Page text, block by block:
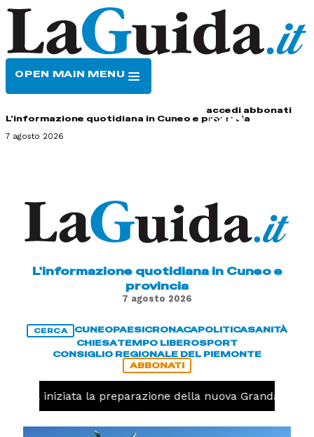
OPEN MAIN MENU
accedi abbonati
L'informazione quotidiana in Cuneo e provincia
7 agosto 2026
L'informazione quotidiana in Cuneo e
provincia
7 agosto 2026
CERCA CUNEOPAESICRONACAPOLITICASANITÀ
CHIESATEMPO LIBEROSPORT
CONSIGLIO REGIONALE DEL PIEMONTE
ABBONATI
iniziata la preparazione della nuova Granda Volley